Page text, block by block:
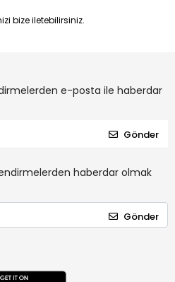
bize iletebilirsiniz.
e-posta ile haberdar
Gönder
haberdar olmak
Gönder